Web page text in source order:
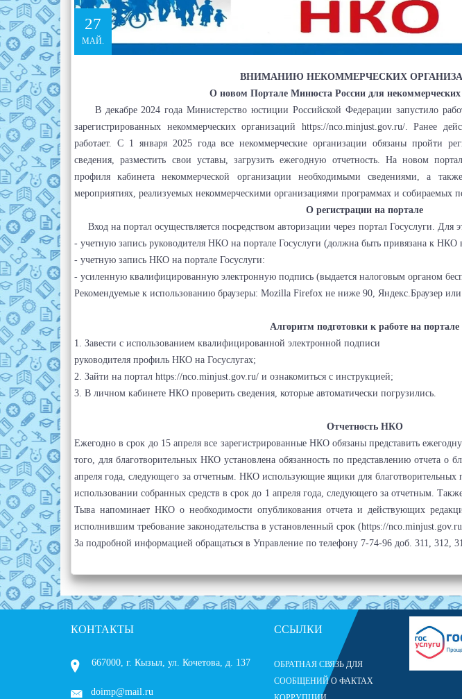
27
МАЙ.
ВНИМАНИЮ НЕКОММЕРЧЕСКИХ
О новом Портале Минюста России для некоммерческих
В декабре 2024 года Министерство юстиции Российской Федерации запустило
зарегистрированных некоммерческих организаций https://nco.minjust.gov.ru/. Ранее
работает. С 1 января 2025 года все некоммерческие организации обязаны пройти
сведения, разместить свои уставы, загрузить ежегодную отчетность. На новом
профиля кабинета некоммерческой организации необходимыми сведениями, а
мероприятиях, реализуемых некоммерческими организациями программах и собираемых
О регистрации на портале
Вход на портал осуществляется посредством авторизации через портал Госуслуги. Для
- учетную запись руководителя НКО на портале Госуслуги (должна быть привязана к НКО
- учетную запись НКО на портале Госуслуги:
- усиленную квалифицированную электронную подпись (выдается налоговым органом
Рекомендуемые к использованию браузеры: Mozilla Firefox не ниже 90, Яндекс.Браузер
Алгоритм подготовки к работе на портале
1. Завести с использованием квалифицированной электронной подписи
руководителя профиль НКО на Госуслугах;
2. Зайти на портал https://nco.minjust.gov.ru/ и ознакомиться с инструкцией;
3. В личном кабинете НКО проверить сведения, которые автоматически погрузились.
Отчетность НКО
Ежегодно в срок до 15 апреля все зарегистрированные НКО обязаны представить
того, для благотворительных НКО установлена обязанность по представлению отчета о
апреля года, следующего за отчетным. НКО использующие ящики для благотворительных
использовании собранных средств в срок до 1 апреля года, следующего за отчетным.
Тыва напоминает НКО о необходимости опубликования отчета и действующих
исполнившим требование законодательства в установленный срок (https://
За подробной информацией обращаться в Управление по телефону 7-74-96 доб. 311, 312,
КОНТАКТЫ
667000, г. Кызыл, ул. Кочетова, д. 137
doimp@mail.ru
ССЫЛКИ
ОБРАТНАЯ СВЯЗЬ ДЛЯ
СООБЩЕНИЙ О ФАКТАХ